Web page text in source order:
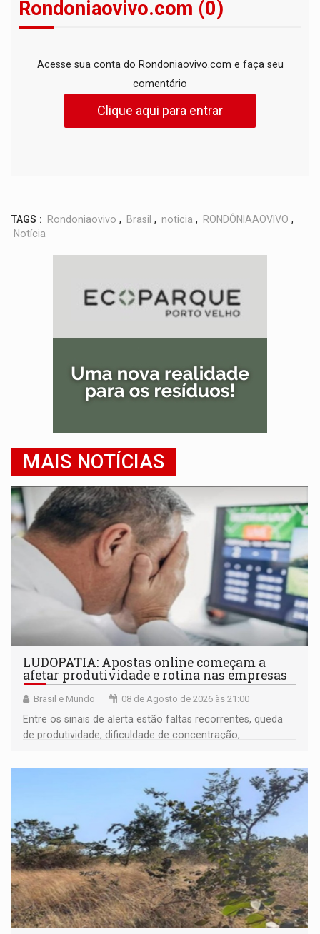
Rondoniaovivo.com (0)
Acesse sua conta do Rondoniaovivo.com e faça seu
comentário
Clique aqui para entrar
TAGS : Rondoniaovivo , Brasil , noticia , RONDÔNIAAOVIVO ,
Notícia
MAIS NOTÍCIAS
LUDOPATIA: Apostas online começam a
afetar produtividade e rotina nas empresas
Brasil e Mundo 08 de Agosto de 2026 às 21:00
Entre os sinais de alerta estão faltas recorrentes, queda
de produtividade, dificuldade de concentração,